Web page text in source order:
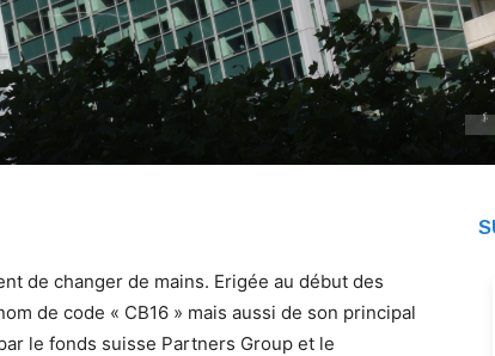
de changer de mains. Erigée au début des
de code « CB16 » mais aussi de son principal
le fonds suisse Partners Group et le